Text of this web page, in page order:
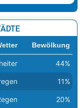
Bewölkung
heiter 44%
11%
20%